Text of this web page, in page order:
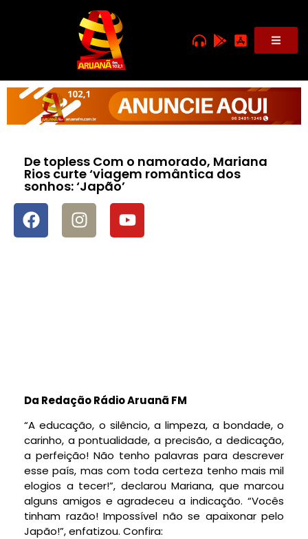
De topless Com o namorado, Mariana
Rios curte ‘viagem romântica dos
sonhos: ‘Japão’
Da Redação Rádio Aruanã FM
“A educação, o silêncio, a limpeza, a bondade, o
carinho, a pontualidade, a precisão, a dedicação,
a perfeição! Não tenho palavras para descrever
esse país, mas com toda certeza tenho mais mil
elogios a tecer!”, declarou Mariana, que marcou
alguns amigos e agradeceu a indicação. “Vocês
tinham razão! Impossível não se apaixonar pelo
Japão!”, enfatizou. Confira: